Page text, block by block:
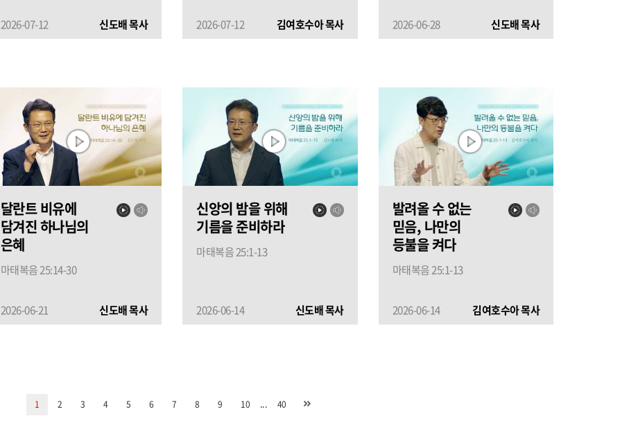
2026-07-12 신도배 목사 2026-07-12 김여호수아 목사 2026-06-28 신도배 목사
달란트 비유에
담겨진 하나님의
은혜
마태복음 25:14-30
2026-06-21 신도배 목사
신앙의 밤을 위해
기름을 준비하라
마태복음 25:1-13
2026-06-14 신도배 목사
발려올 수 없는
믿음, 나만의
등불을 켜다
마태복음 25:1-13
2026-06-14 김여호수아 목사
1 2 3 4 5 6 7 8 9 10 ... 40